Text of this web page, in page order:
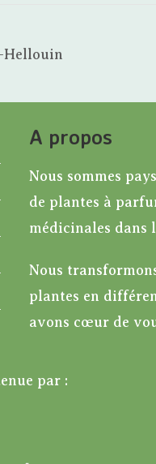
Hellouin
A propos
Nous sommes
de plantes à
médicinales dans
Nous
plantes en
avons cœur de
par :